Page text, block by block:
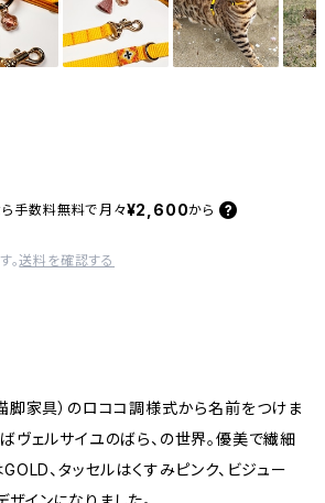
手数料無料で 月々¥2,600から
。送料を確認する
脚家具）のロココ調様式から名前をつけま
ヴェルサイユのばら、の世界。優美で繊細
、タッセルはくすみピンク、ビジュー